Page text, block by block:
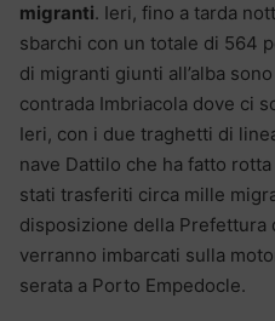
migranti. Ieri, fino a tarda
sbarchi con un totale di 564
di migranti giunti all’alba
contrada Imbriacola dove ci
Ieri, con i due traghetti di
nave Dattilo che ha fatto
stati trasferiti circa mille
disposizione della Prefettura
verranno imbarcati sulla
serata a Porto Empedocle.